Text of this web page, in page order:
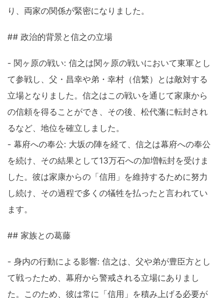
り、両家の関係が緊密になりました。
## 政治的背景と信之の立場
- 関ヶ原の戦い: 信之は関ヶ原の戦いにおいて東軍とし
て参戦し、父・昌幸や弟・幸村（信繁）とは敵対する
立場となりました。信之はこの戦いを通じて家康から
の信頼を得ることができ、その後、松代藩に転封され
るなど、地位を確立しました。
- 幕府への奉公: 大坂の陣を経て、信之は幕府への奉公
を続け、その結果として13万石への加増転封を受けま
した。彼は家康からの「信用」を維持するために努力
し続け、その過程で多くの犠牲を払ったと言われてい
ます。
## 家族との葛藤
- 身内の行動による影響: 信之は、父や弟が豊臣方とし
て戦ったため、幕府から警戒される立場にありまし
た。このため、彼は常に「信用」を積み上げる必要が